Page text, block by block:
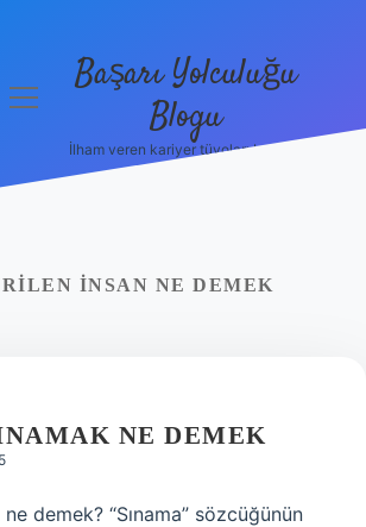
menüyüBaşarı Yolculuğu
Blogu
İlham veren kariyer tüyoları burada!
INSAN NE DEMEK
NE DEMEK
ne demek? “Sınama” sözcüğünün